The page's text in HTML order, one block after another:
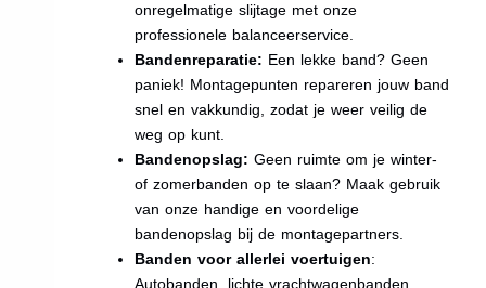
onregelmatige slijtage met onze
professionele balanceerservice.
Bandenreparatie: Een lekke band? Geen
paniek! Montagepunten repareren jouw band
snel en vakkundig, zodat je weer veilig de
weg op kunt.
Bandenopslag: Geen ruimte om je winter-
of zomerbanden op te slaan? Maak gebruik
van onze handige en voordelige
bandenopslag bij de montagepartners.
Banden voor allerlei voertuigen:
Autobanden, lichte vrachtwagenbanden,